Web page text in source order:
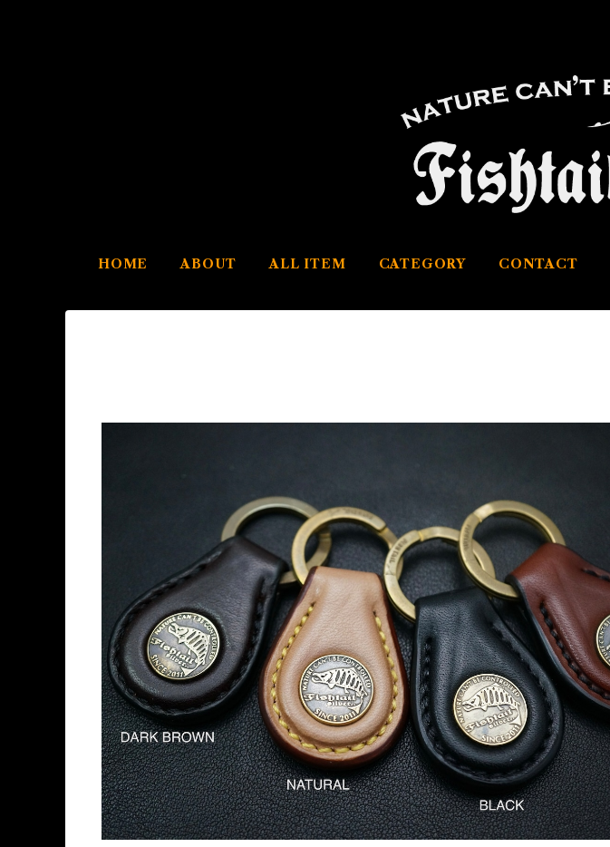
HOME ABOUT ALL ITEM CATEGORY CONTACT